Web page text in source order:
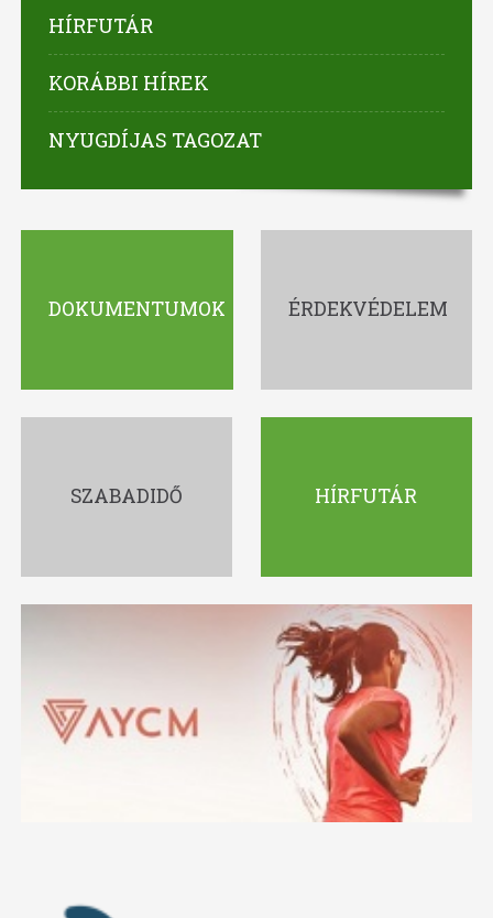
HÍRFUTÁR
KORÁBBI HÍREK
NYUGDÍJAS TAGOZAT
DOKUMENTUMOK ÉRDEKVÉDELEM
SZABADIDŐ HÍRFUTÁR